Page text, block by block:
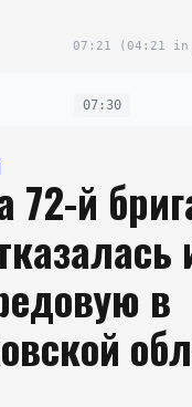
07:21 (04:21 in
07:30
72-й
в